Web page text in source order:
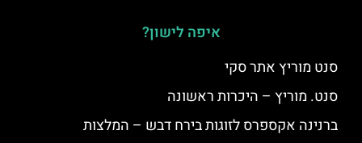
איפה לישון?
סנט מוריץ אתר סקי
סנט. מוריץ – היכרות ראשונה
ברנינה אקספרס לזוגות בירח דבש – המלצות